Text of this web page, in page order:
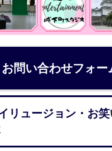
問い合わせフォー
リュージョン・お